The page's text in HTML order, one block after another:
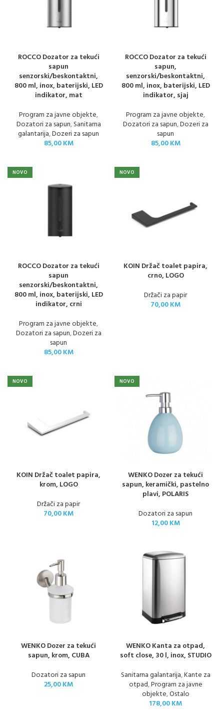
ROCCO Dozator za tekući
sapun
senzorski/beskontaktni,
800 ml, inox, baterijski, LED
indikator, mat
Program za javne objekte,
Dozatori za sapun,Sanitarna
galantarija,Dozeri za sapun
85,00KM
ROCCO Dozator za tekući
sapun,
senzorski/beskontaktni,
800 ml, inox, baterijski, LED
indikator, sjaj
Program za javne objekte,
Dozatori za sapun,Dozeri za
sapun
85,00KM
NOVO
ROCCO Dozator za tekući
sapun
senzorski/beskontaktni,
800 ml, inox, baterijski, LED
indikator, crni
Program za javne objekte,
Dozatori za sapun,Dozeri za
sapun
85,00KM
NOVO
KOIN Držač toalet papira,
crno, LOGO
Držači za papir
70,00KM
NOVO
KOIN Držač toalet papira,
krom, LOGO
Držači za papir
70,00KM
NOVO
WENKO Dozer za tekući
sapun, keramički, pastelno
plavi, POLARIS
Dozatori za sapun
12,00KM
WENKO Dozer za tekući
sapun, krom, CUBA
Dozatori za sapun
25,00KM
WENKO Kanta za otpad,
soft close, 30 l, inox, STUDIO
Sanitarna galantarija,Kante za
otpad,Program za javne
objekte,Ostalo
178,00KM